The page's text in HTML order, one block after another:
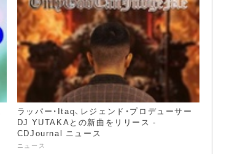
ラッパー・Itaq、レジェンド・プロデューサー
DJ YUTAKAとの新曲をリリース -
CDJournal ニュース
ニュース